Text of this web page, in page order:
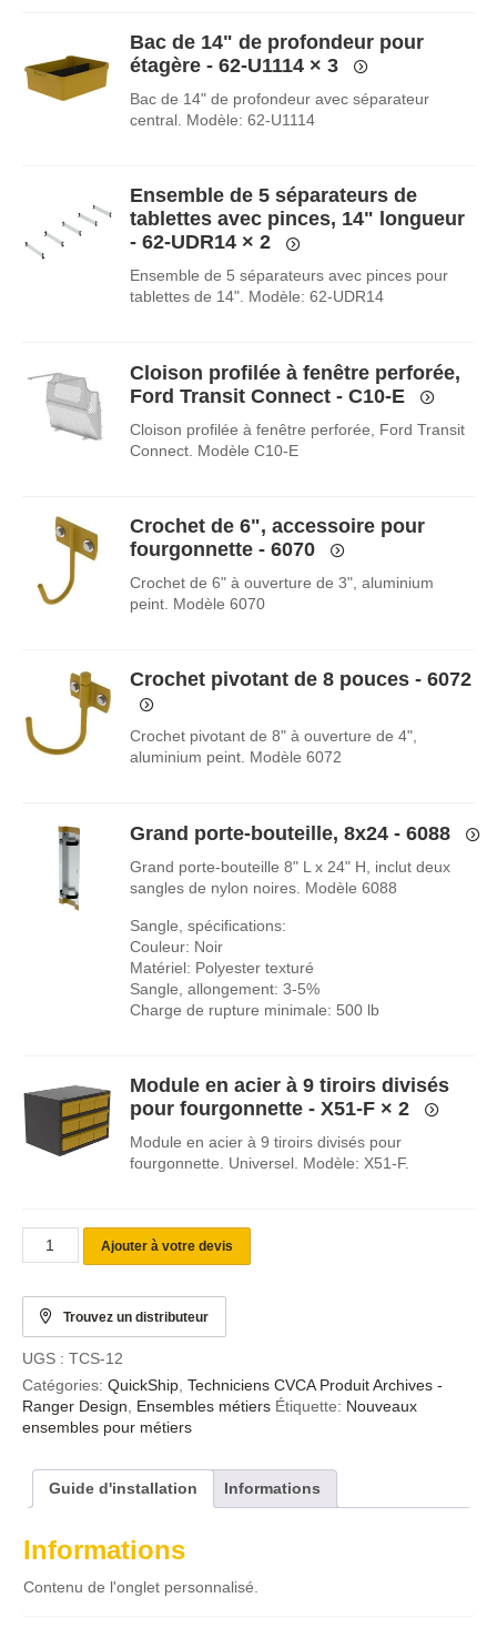
Bac de 14" de profondeur pour
étagère - 62-U1114× 3
Bac de 14" de profondeur avec séparateur
central. Modèle: 62-U1114
Ensemble de 5 séparateurs de
tablettes avec pinces, 14" longueur
- 62-UDR14× 2
Ensemble de 5 séparateurs avec pinces pour
tablettes de 14". Modèle: 62-UDR14
Cloison profilée à fenêtre perforée,
Ford Transit Connect - C10-E
Cloison profilée à fenêtre perforée, Ford Transit
Connect. Modèle C10-E
Crochet de 6", accessoire pour
fourgonnette - 6070
Crochet de 6" à ouverture de 3", aluminium
peint. Modèle 6070
Crochet pivotant de 8 pouces - 6072
Crochet pivotant de 8" à ouverture de 4",
aluminium peint. Modèle 6072
Grand porte-bouteille, 8x24 - 6088
Grand porte-bouteille 8" L x 24" H, inclut deux
sangles de nylon noires. Modèle 6088
Sangle, spécifications:
Couleur: Noir
Matériel: Polyester texturé
Sangle, allongement: 3-5%
Charge de rupture minimale: 500 lb
Module en acier à 9 tiroirs divisés
pour fourgonnette - X51-F× 2
Module en acier à 9 tiroirs divisés pour
fourgonnette. Universel. Modèle: X51-F.
Ajouter à votre devis
Trouvez un distributeur
UGS : TCS-12
Catégories: QuickShip, Techniciens CVCA Produit Archives -
Ranger Design, Ensembles métiers Étiquette: Nouveaux
ensembles pour métiers
Guide d'installation Informations
Informations
Contenu de l'onglet personnalisé.